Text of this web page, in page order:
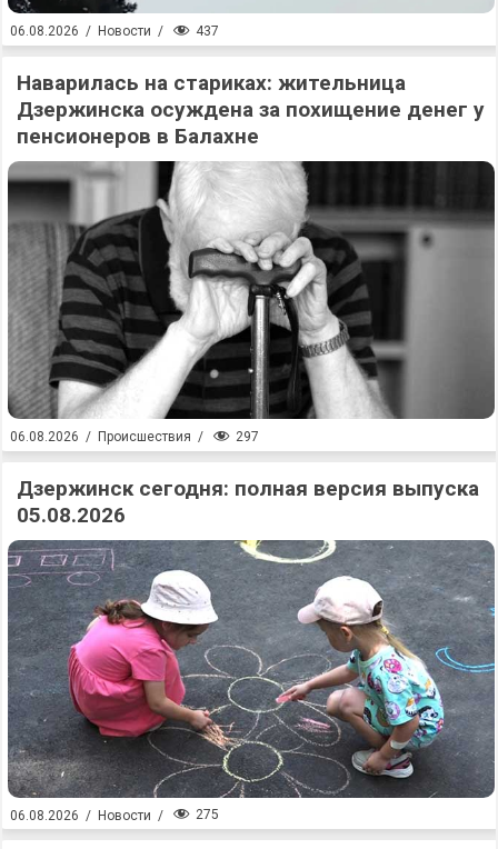
06.08.2026 / Новости / 437
Наварилась на стариках: жительница
Дзержинска осуждена за похищение денег у
пенсионеров в Балахне
06.08.2026 / Происшествия / 297
Дзержинск сегодня: полная версия выпуска
05.08.2026
06.08.2026 / Новости / 275